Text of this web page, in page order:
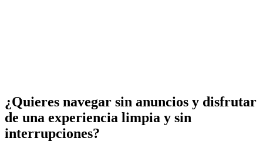
¿Quieres navegar sin anuncios y disfrutar
de una experiencia limpia y sin
interrupciones?